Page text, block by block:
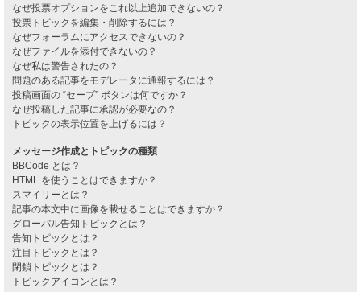
なぜ投票オプションをこれ以上追加できないの？
投票トピックを編集・削除するには？
なぜフォーラムにアクセスできないの？
なぜファイルを添付できないの？
なぜ私は警告されたの？
問題のある記事をモデレータに通報するには？
投稿画面の “セーブ” ボタンは何ですか？
なぜ投稿した記事に承認が必要なの？
トピックの表示位置を上げるには？
メッセージ作成とトピックの種類
BBCode とは？
HTML を使うことはできますか？
スマイリーとは？
記事の本文中に画像を載せることはできますか？
グローバル告知トピックとは？
告知トピックとは？
注目トピックとは？
閉鎖トピックとは？
トピックアイコンとは？